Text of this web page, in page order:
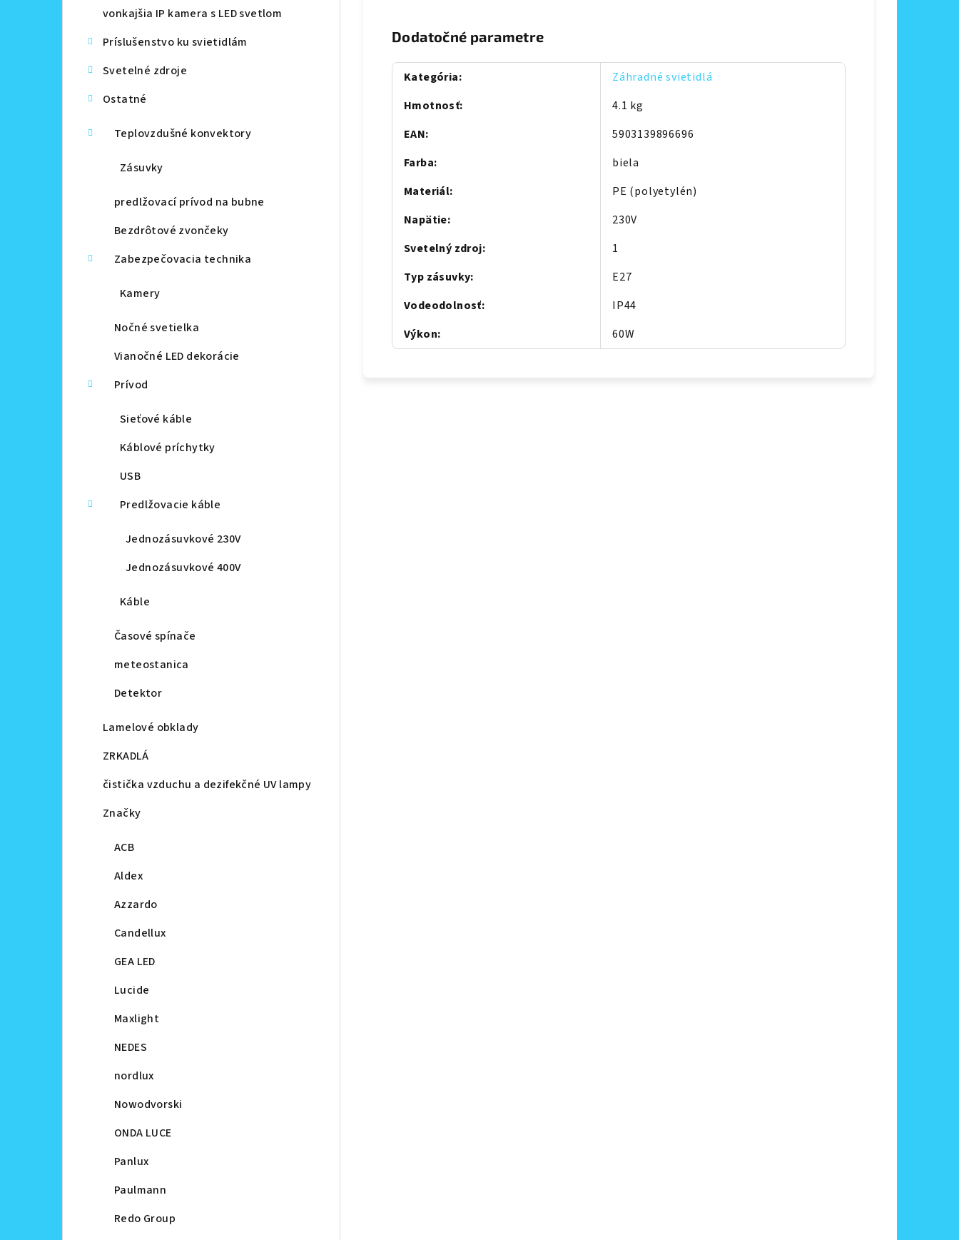
vonkajšia IP kamera s LED svetlom
Príslušenstvo ku svietidlám
Svetelné zdroje
Ostatné
Teplovzdušné konvektory
Zásuvky
predlžovací prívod na bubne
Bezdrôtové zvončeky
Zabezpečovacia technika
Kamery
Nočné svetielka
Vianočné LED dekorácie
Prívod
Sieťové káble
Káblové príchytky
USB
Predlžovacie káble
Jednozásuvkové 230V
Jednozásuvkové 400V
Káble
Časové spínače
meteostanica
Detektor
Lamelové obklady
ZRKADLÁ
čistička vzduchu a dezifekčné UV lampy
Značky
ACB
Aldex
Azzardo
Candellux
GEA LED
Lucide
Maxlight
NEDES
nordlux
Nowodvorski
ONDA LUCE
Panlux
Paulmann
Redo Group
Dodatočné parametre
Kategória:
Záhradné svietidlá
Hmotnosť:
4.1 kg
EAN:
5903139896696
Farba:
biela
Materiál:
PE (polyetylén)
Napätie:
230V
Svetelný zdroj:
1
Typ zásuvky:
E27
Vodeodolnosť:
IP44
Výkon: 60W